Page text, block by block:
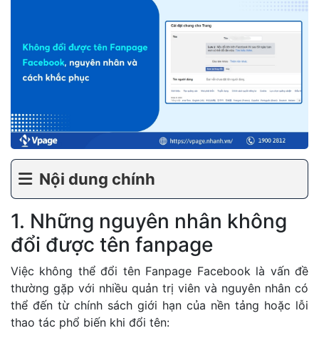
Nội dung chính
1. Những nguyên nhân không
đổi được tên fanpage
Việc không thể đổi tên Fanpage Facebook là vấn đề
thường gặp với nhiều quản trị viên và nguyên nhân có
thể đến từ chính sách giới hạn của nền tảng hoặc lỗi
thao tác phổ biến khi đổi tên: